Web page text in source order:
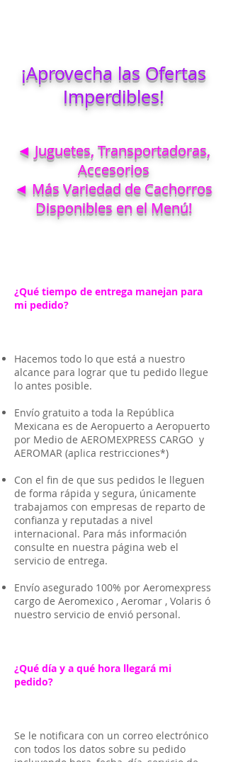
¡Aprovecha las Ofertas
Imperdibles!
◄ Juguetes, Transportadoras,
Accesorios
◄ Más Variedad de Cachorros
Disponibles en el Menú!
¿Qué tiempo de entrega manejan para
mi pedido?
Hacemos todo lo que está a nuestro
alcance para lograr que tu pedido llegue
lo antes posible.
Envío gratuito a toda la República
Mexicana es de Aeropuerto a Aeropuerto
por Medio de AEROMEXPRESS CARGO y
AEROMAR (aplica restricciones*)
Con el fin de que sus pedidos le lleguen
de forma rápida y segura, únicamente
trabajamos con empresas de reparto de
confianza y reputadas a nivel
internacional. Para más información
consulte en nuestra página web el
servicio de entrega.
Envío asegurado 100% por Aeromexpress
cargo de Aeromexico , Aeromar , Volaris ó
nuestro servicio de envió personal.
¿Qué día y a qué hora llegará mi
pedido?
Se le notificara con un correo electrónico
con todos los datos sobre su pedido